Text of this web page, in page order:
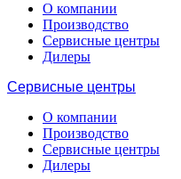
О компании
Производство
Сервисные центры
Дилеры
Сервисные центры
О компании
Производство
Сервисные центры
Дилеры